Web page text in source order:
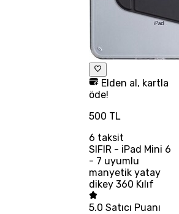
Elden al, kartla
öde!
500 TL
6 taksit
SIFIR - iPad Mini 6
- 7 uyumlu
manyetik yatay
dikey 360 Kılıf
5.0 Satıcı Puanı